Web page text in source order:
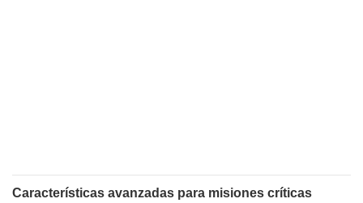
Características avanzadas para misiones críticas